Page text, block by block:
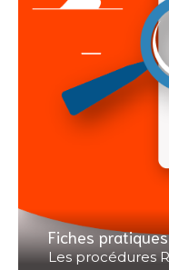
Fiches pratiques
Les procédures